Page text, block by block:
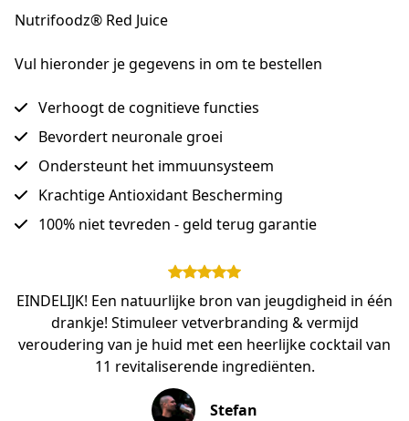
Nutrifoodz® Red Juice
Vul hieronder je gegevens in om te bestellen
Verhoogt de cognitieve functies
Bevordert neuronale groei
Ondersteunt het immuunsysteem
Krachtige Antioxidant Bescherming
100% niet tevreden - geld terug garantie
EINDELIJK! Een natuurlijke bron van jeugdigheid in één
drankje! Stimuleer vetverbranding & vermijd
veroudering van je huid met een heerlijke cocktail van
11 revitaliserende ingrediënten.
Stefan